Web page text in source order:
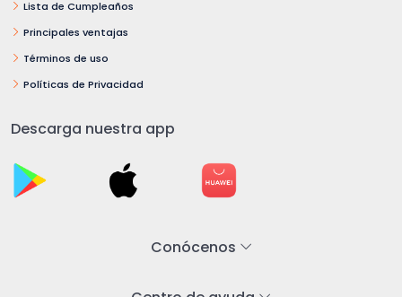
Lista de Cumpleaños
Principales ventajas
Términos de uso
Políticas de Privacidad
Descarga nuestra app
Conócenos